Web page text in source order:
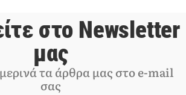
στο Newsletter
μας
τα άρθρα μας στο e-mail
σας